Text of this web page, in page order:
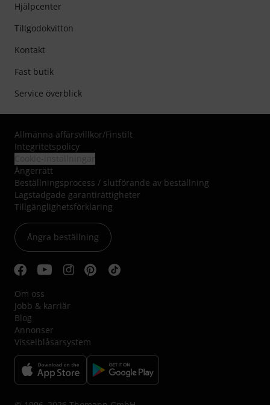
Hjälpcenter
Tillgodokvitton
Kontakt
Fast butik
Service överblick
Allmänna affärsvillkor/Finstilt
Integritetspolicy
Ångerrätt
Beställningsprocess / slutförande av beställning
Lagstadgade garantirättigheter
Tillgänglighetsförklaring
Ångra beställning
Om oss
Jobb & karriär
Blog
Annonser
Visselblåsarsystem